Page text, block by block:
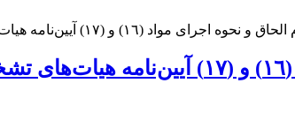
و (١٧) آیین‌نامه هیات‌های تشخیص مطالبات